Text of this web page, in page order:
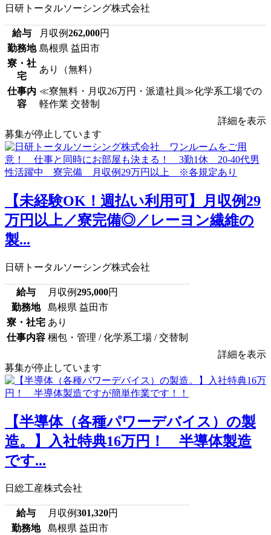
日研トータルソーシング株式会社
給与 月収例262,000円
勤務地 島根県 益田市
寮・社
宅
あり（無料）
仕事内
容
≪寮無料・月収26万円・派遣社員≫化学系工場での
軽作業 交替制
詳細を表示
募集が停止しています
【未経験OK！週払い利用可】月収例29
万円以上／寮完備◎／レーヨン繊維の
製...
日研トータルソーシング株式会社
給与 月収例295,000円
勤務地
島根県 益田市
寮・社宅 あり
仕事内容 梱包・管理 / 化学系工場 / 交替制
詳細を表示
募集が停止しています
【半導体（各種パワーデバイス）の製
造。】入社特典16万円！ 半導体製造
です...
日総工産株式会社
給与 月収例301,320円
勤務地
島根県 益田市